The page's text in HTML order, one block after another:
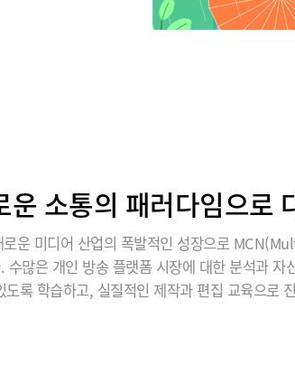
운 소통의 패러다임으로
운 미디어 산업의 폭발적인 성장으로
많은 개인 방송 플랫폼 시장에 대한 분석과 자
록 학습하고, 실질적인 제작과 편집 교육으로